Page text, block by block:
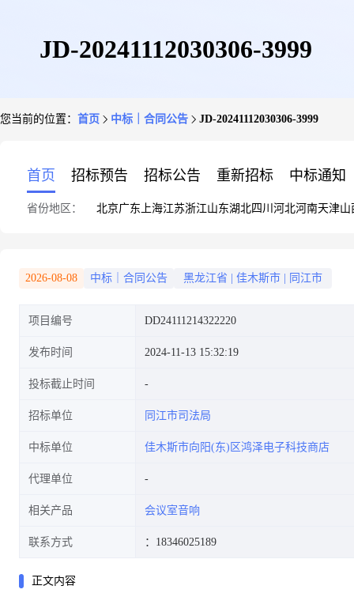
JD-20241112030306-3999
您当前的位置： 首页 中标｜合同公告 JD-20241112030306-3999
首页 招标预告 招标公告 重新招标 中标通知
省份地区： 北京广东 上海江苏浙江山东湖北四川 河北河南天津山
2026-08-08 中标｜合同公告 黑龙江省 佳木斯市 同江市
项目编号 DD24111214322220
发布时间 2024-11-13 15:32:19
投标截止时间
招标单位 同江市司法局
中标单位 佳木斯市向阳(东)区鸿泽电子科技商店
代理单位
相关产品 会议室音响
联系方式 ：18346025189
正文内容